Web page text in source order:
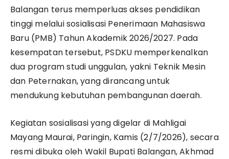
Balangan terus memperluas akses pendidikan
tinggi melalui sosialisasi Penerimaan Mahasiswa
Baru (PMB) Tahun Akademik 2026/2027. Pada
kesempatan tersebut, PSDKU memperkenalkan
dua program studi unggulan, yakni Teknik Mesin
dan Peternakan, yang dirancang untuk
mendukung kebutuhan pembangunan daerah.
Kegiatan sosialisasi yang digelar di Mahligai
Mayang Maurai, Paringin, Kamis (2/7/2026), secara
resmi dibuka oleh Wakil Bupati Balangan, Akhmad